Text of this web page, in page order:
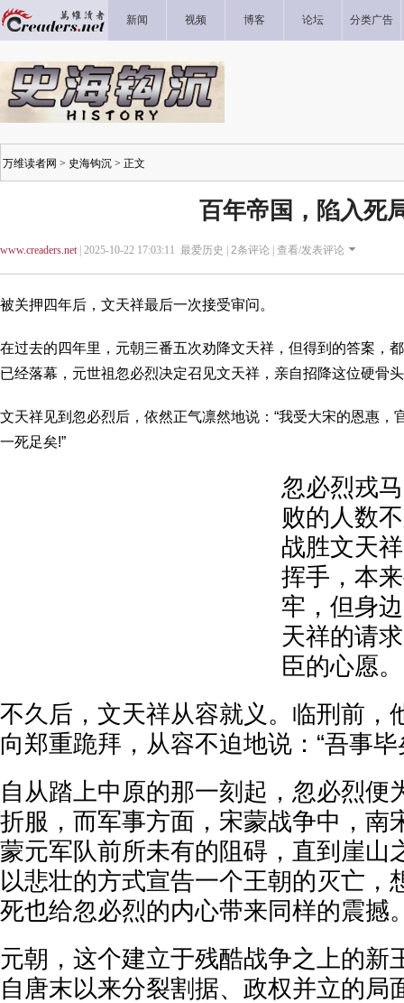
新闻 视频 博客 论坛 分类广告
万维读者网 > 史海钩沉 > 正文
百年帝国，陷入死
www.creaders.net| 2025-10-22 17:03:11 最爱历史 | 2条评论 | 查看/发表评论
被关押四年后，文天祥最后一次接受审问。
在过去的四年里，元朝三番五次劝降文天祥，但得到的答案，
已经落幕，元世祖忽必烈决定召见文天祥，亲自招降这位硬骨
文天祥见到忽必烈后，依然正气凛然地说：“我受大宋的恩惠，
一死足矣!”
忽必烈戎
败的人数
战胜文天
挥手，本
牢，但身
天祥的请
臣的心愿。
不久后，文天祥从容就义。临刑前，
向郑重跪拜，从容不迫地说：“吾事毕
自从踏上中原的那一刻起，忽必烈便
折服，而军事方面，宋蒙战争中，南
蒙元军队前所未有的阻碍，直到崖山
以悲壮的方式宣告一个王朝的灭亡，
死也给忽必烈的内心带来同样的震撼
元朝，这个建立于残酷战争之上的新
自唐末以来分裂割据、政权并立的局